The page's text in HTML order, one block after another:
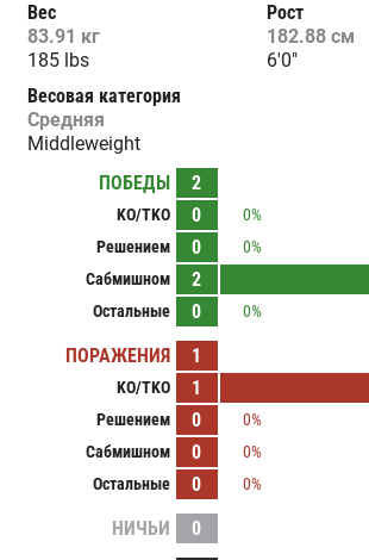
Вес
83.91 кг
185 lbs
Рост
182.88 см
6'0"
Весовая категория
Средняя
Middleweight
ПОБЕДЫ
2
KO/TKO 0
0%
Решением
0
0%
Сабмишном
2
Остальные
0 0%
ПОРАЖЕНИЯ 1
KO/TKO 1
Решением
0
0%
Сабмишном
0
0%
Остальные
0 0%
НИЧЬИ
0